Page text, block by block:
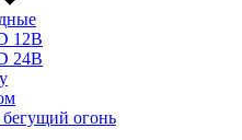
12В
24В
бегущий огонь